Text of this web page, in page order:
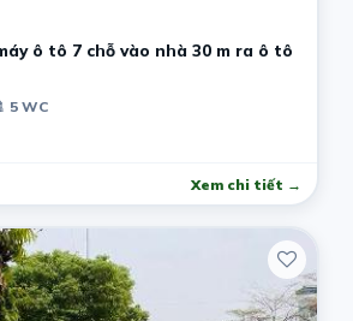
ô tô 7 chỗ vào nhà 30 m ra ô tô
5 WC
Xem chi tiết →